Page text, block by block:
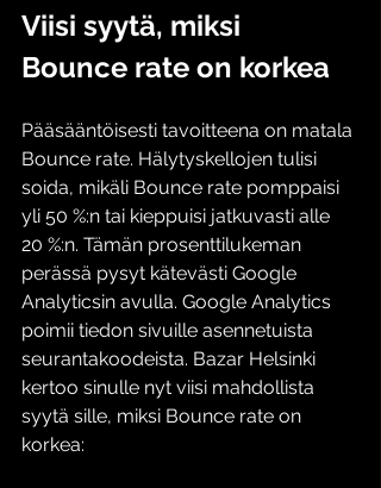
Viisi syytä, miksi
Bounce rate on korkea
Pääsääntöisesti tavoitteena on matala
Bounce rate. Hälytyskellojen tulisi
soida, mikäli Bounce rate pomppaisi
yli 50 %:n tai kieppuisi jatkuvasti alle
20 %:n. Tämän prosenttilukeman
perässä pysyt kätevästi Google
Analyticsin avulla. Google Analytics
poimii tiedon sivuille asennetuista
seurantakoodeista. Bazar Helsinki
kertoo sinulle nyt viisi mahdollista
syytä sille, miksi Bounce rate on
korkea: